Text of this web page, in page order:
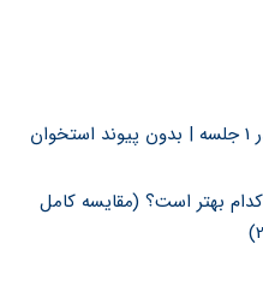
بهتر است؟ (مقایسه کامل